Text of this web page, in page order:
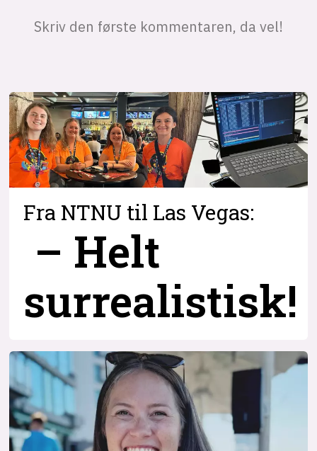
Fra NTNU til Las Vegas:
– Helt
surrealistisk!